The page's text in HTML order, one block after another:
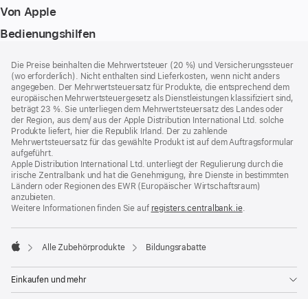
Von Apple
Bedienungshilfen
Die Preise beinhalten die Mehrwertsteuer (20 %) und Versicherungssteuer
(wo erforderlich). Nicht enthalten sind Lieferkosten, wenn nicht anders
angegeben. Der Mehrwertsteuersatz für Produkte, die entsprechend dem
europäischen Mehrwertsteuergesetz als Dienstleistungen klassifiziert sind,
beträgt 23 %. Sie unterliegen dem Mehrwertsteuersatz des Landes oder
der Region, aus dem/ aus der Apple Distribution International Ltd. solche
Produkte liefert, hier die Republik Irland. Der zu zahlende
Mehrwertsteuersatz für das gewählte Produkt ist auf dem Auftragsformular
aufgeführt.
Apple Distribution International Ltd. unterliegt der Regulierung durch die
irische Zentralbank und hat die Genehmigung, ihre Dienste in bestimmten
Ländern oder Regionen des EWR (Europäischer Wirtschaftsraum)
anzubieten.
Weitere Informationen finden Sie auf registers.centralbank.ie(Öffnet
neues
.
Alle Zubehörprodukte Bildungsrabatte
Einkaufen und mehr